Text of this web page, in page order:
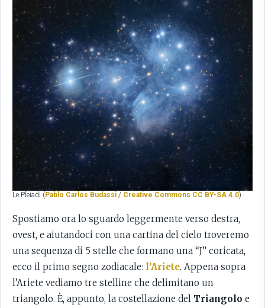
Le Pleiadi ( Pablo Carlos Budassi / Creative Commons CC BY-SA 4.0)
Spostiamo ora lo sguardo leggermente verso destra,
ovest, e aiutandoci con una cartina del cielo troveremo
una sequenza di 5 stelle che formano una “J” coricata,
ecco il primo segno zodiacale: l’Ariete. Appena sopra
l’Ariete vediamo tre stelline che delimitano un
triangolo. È, appunto, la costellazione del Triangolo e